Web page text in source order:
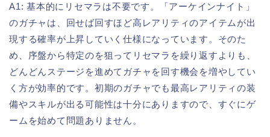
A1: 基本的にリセマラは不要です。「アーケインナイト」
のガチャは、回せば回すほど高レアリティのアイテムが出
現する確率が上昇していく仕様になっています。そのた
め、序盤から特定のを狙ってリセマラを繰り返すよりも、
どんどんステージを進めてガチャを回す機会を増やしてい
く方が効率的です。初期のガチャでも最高レアリティの装
備やスキルが出る可能性は十分にありますので、すぐにゲ
ームを始めて問題ありません。